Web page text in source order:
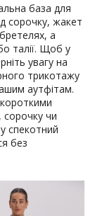
база для
сорочку, жакет
а
талії. Щоб у
увагу на
трикотажу
аутфітам.
сорочку чи
спекотний
без